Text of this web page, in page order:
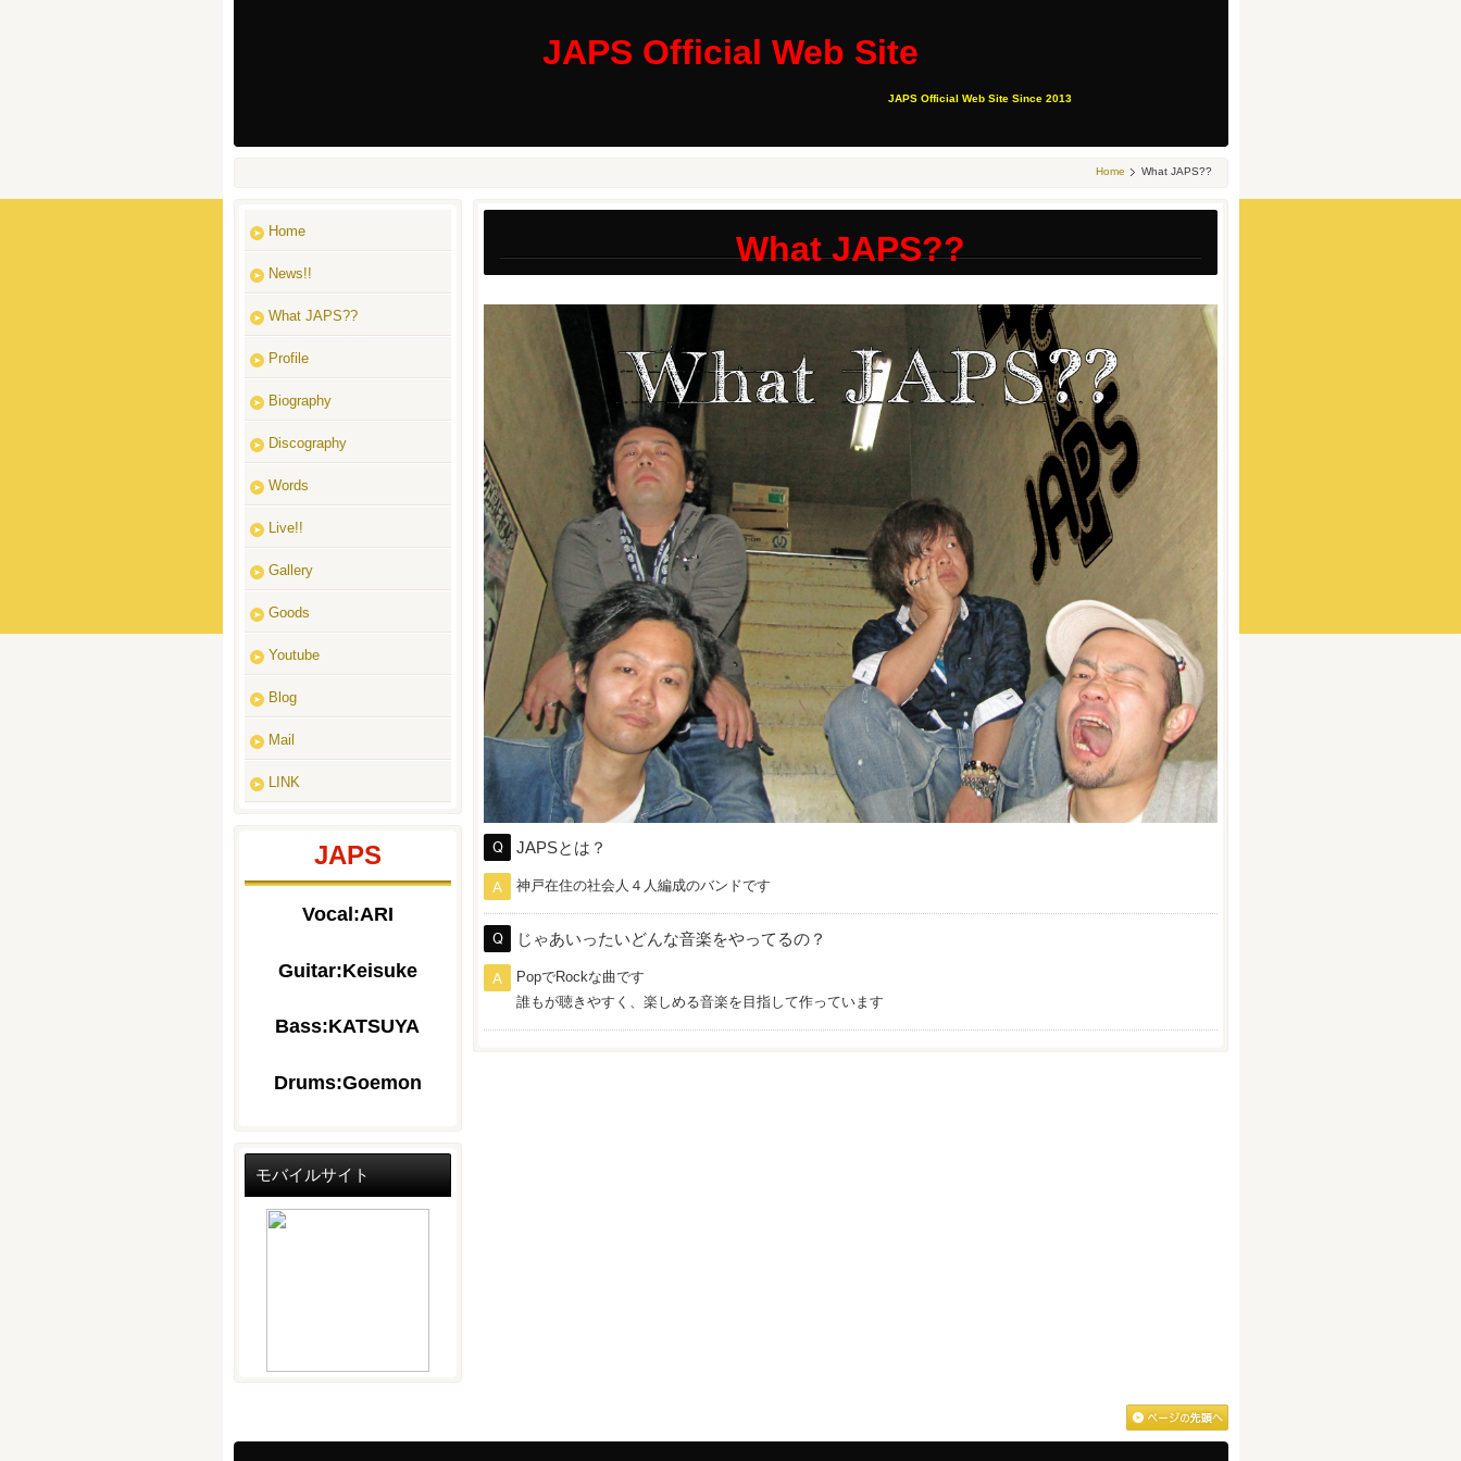
JAPS Official Web Site
JAPS Official Web Site Since 2013
Home What JAPS??
What JAPS??
JAPSとは？
神戸在住の社会人４人編成のバンドです
じゃあいったいどんな音楽をやってるの？
PopでRockな曲です
誰もが聴きやすく、楽しめる音楽を目指して作っています
Home
News!!
What JAPS??
Profile
Biography
Discography
Words
Live!!
Gallery
Goods
Youtube
Blog
Mail
LINK
JAPS
Vocal:ARI
Guitar:Keisuke
Bass:KATSUYA
Drums:Goemon
モバイルサイト